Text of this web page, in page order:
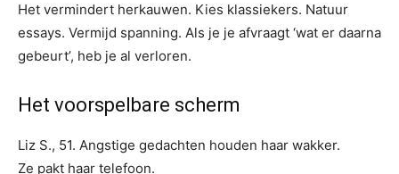
Het vermindert herkauwen. Kies klassiekers. Natuur
essays. Vermijd spanning. Als je je afvraagt ​​‘wat er daarna
gebeurt’, heb je al verloren.
Het voorspelbare scherm
Liz S., 51. Angstige gedachten houden haar wakker.
Ze pakt haar telefoon.